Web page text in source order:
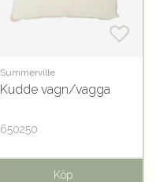
Summerville
Kudde vagn/vagga
650250
Köp